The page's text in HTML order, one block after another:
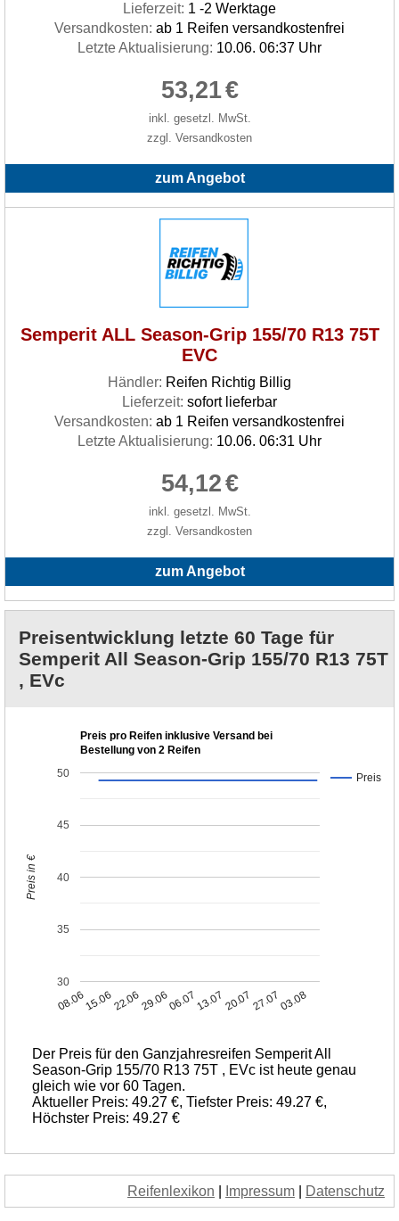
Lieferzeit: 1 -2 Werktage
Versandkosten: ab 1 Reifen versandkostenfrei
Letzte Aktualisierung: 10.06. 06:37 Uhr
53,21€
inkl. gesetzl. MwSt.
zzgl. Versandkosten
zum Angebot
Semperit ALL Season-Grip 155/70 R13 75T
EVC
Händler: Reifen Richtig Billig
Lieferzeit: sofort lieferbar
Versandkosten: ab 1 Reifen versandkostenfrei
Letzte Aktualisierung: 10.06. 06:31 Uhr
54,12€
inkl. gesetzl. MwSt.
zzgl. Versandkosten
zum Angebot
Preisentwicklung letzte 60 Tage für
Semperit All Season-Grip 155/70 R13 75T
, EVc
Preis pro Reifen inklusive Versand bei
Bestellung von 2 Reifen
Preis
08.0615.0622.0629.0606.0713.0720.0727.0703.08
30
35
40
45
50
Preis in €
Der Preis für den Ganzjahresreifen Semperit All
Season-Grip 155/70 R13 75T , EVc ist heute genau
gleich wie vor 60 Tagen.
Aktueller Preis: 49.27 €, Tiefster Preis: 49.27 €,
Höchster Preis: 49.27 €
Reifenlexikon Impressum Datenschutz